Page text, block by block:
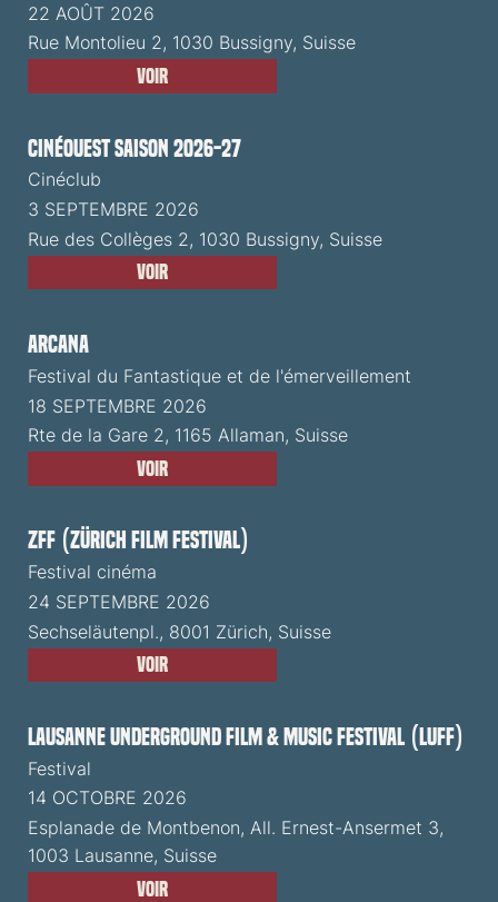
22 AOÛT 2026
Rue Montolieu 2, 1030 Bussigny, Suisse
Voir
CinéOuest Saison 2026-27
Cinéclub
3 SEPTEMBRE 2026
Rue des Collèges 2, 1030 Bussigny, Suisse
Voir
ARCANA
Festival du Fantastique et de l'émerveillement
18 SEPTEMBRE 2026
Rte de la Gare 2, 1165 Allaman, Suisse
Voir
ZFF (Zürich Film Festival)
Festival cinéma
24 SEPTEMBRE 2026
Sechseläutenpl., 8001 Zürich, Suisse
Voir
Lausanne Underground Film & Music Festival (LUFF)
Festival
14 OCTOBRE 2026
Esplanade de Montbenon, All. Ernest-Ansermet 3,
1003 Lausanne, Suisse
Voir